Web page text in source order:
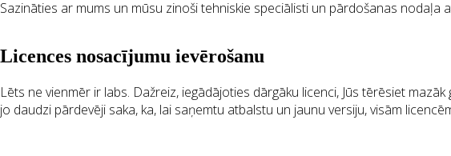
Sazināties ar mums un mūsu zinoši tehniskie speciālisti un pārdošanas nodaļa
Licences nosacījumu ievērošanu
Lēts ne vienmēr ir labs. Dažreiz, iegādājoties dārgāku licenci, Jūs tērēsiet
jo daudzi pārdevēji saka, ka, lai saņemtu atbalstu un jaunu versiju, visām